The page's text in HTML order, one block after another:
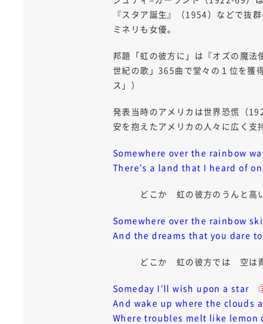
『スタア誕生』（1954）などで抜
ミネリも女優。
邦題「虹の彼方に」は『オズの魔
世紀の歌」365曲で堂々の１位を獲
ス」）
発表当時のアメリカは世界恐慌（
安を抱えたアメリカの人々に広く支
Somewhere over the rainbow
There’s a land that I heard of
どこか 虹の彼方のうんと高い
Somewhere over the rainbow
And the dreams that you dare
どこか 虹の彼方では 空は青
Someday I’ll wish upon a star
And wake up where the clouds
Where troubles melt like